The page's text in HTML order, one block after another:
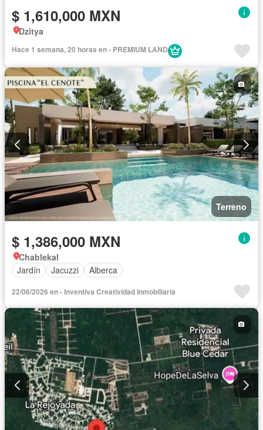
$ 1,610,000 MXN
Dzitya
Hace 1 semana, 20 horas en - PREMIUM LAND
Terreno
$ 1,386,000 MXN
Chablekal
Jardín
Jacuzzi Alberca
22/06/2026 en - Inventiva Creatividad Inmobiliaria